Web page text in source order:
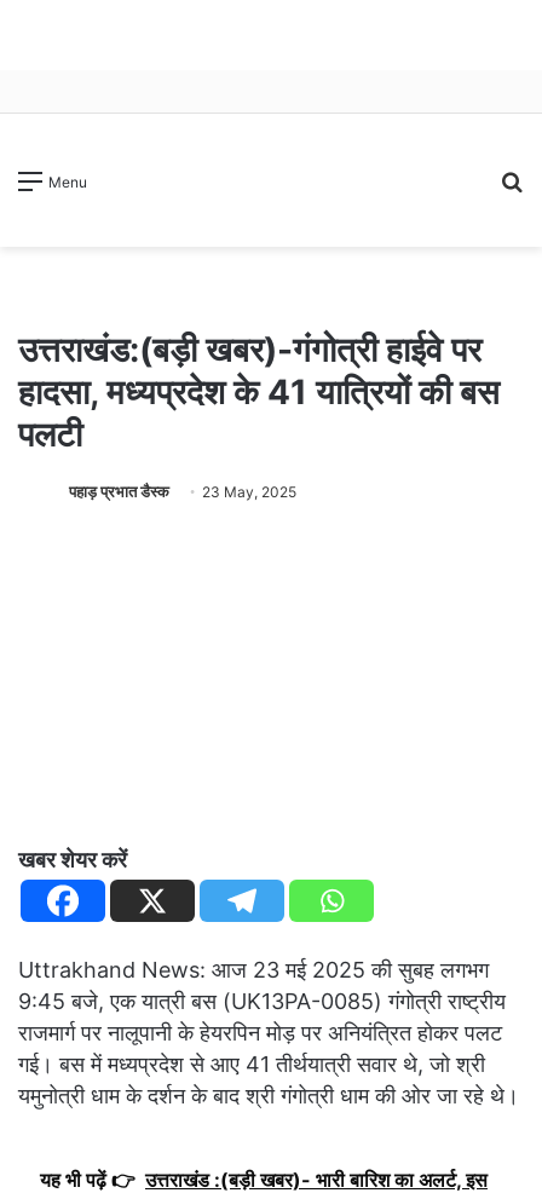
Menu
उत्तराखंड:(बड़ी खबर)-गंगोत्री हाईवे पर
हादसा, मध्यप्रदेश के 41 यात्रियों की बस
पलटी
पहाड़ प्रभात डैस्क 23 May, 2025
खबर शेयर करें
Uttrakhand News: आज 23 मई 2025 की सुबह लगभग
9:45 बजे, एक यात्री बस (UK13PA-0085) गंगोत्री राष्ट्रीय
राजमार्ग पर नालूपानी के हेयरपिन मोड़ पर अनियंत्रित होकर पलट
गई। बस में मध्यप्रदेश से आए 41 तीर्थयात्री सवार थे, जो श्री
यमुनोत्री धाम के दर्शन के बाद श्री गंगोत्री धाम की ओर जा रहे थे।
यह भी पढ़ें 👉 उत्तराखंड :(बड़ी खबर)- भारी बारिश का अलर्ट, इस